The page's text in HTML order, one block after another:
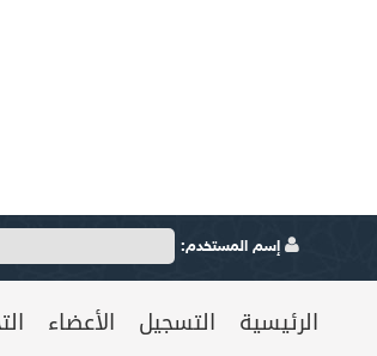
إسم المستخدم:
الرئيسية التسجيل الأعضاء